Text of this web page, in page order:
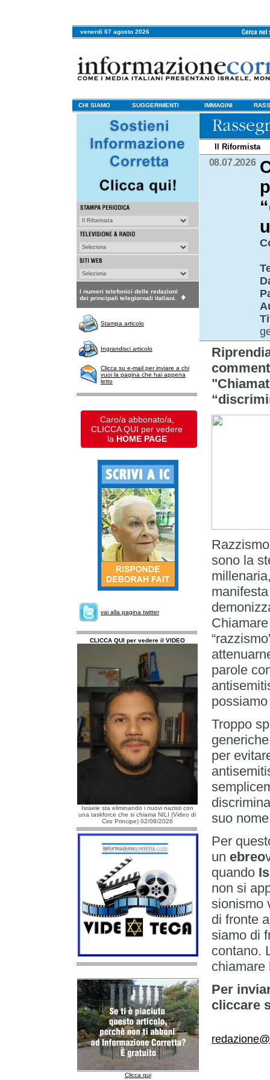
venerdi 07 agosto 2026
CHI SIAMO SUGGERIMENTI IMMAGINI
I numeri telefonici delle redazioni
dei principali telegiornali italiani.
Stampa articolo
Ingrandisci articolo
Clicca su e-mail per inviare a chi
vuoi la pagina che hai appena
letto
Caro/a abbonato/a,
CLICCA QUI per vedere
la HOME PAGE
vai alla pagina twitter
CLICCA QUI per vedere il VIDEO
Israele sta eliminando i nuovi nazisti con
una taskforce che si chiama NILI (Video di
Ciro Principe) 02/08/2026
Clicca qui
Il Riformista
08.07.2026
sono la
parole
Troppo
per
suo
Per
un ebreo
quando
non si
sionismo
di fronte
siamo di
contano.
chiamare
Per
cliccare